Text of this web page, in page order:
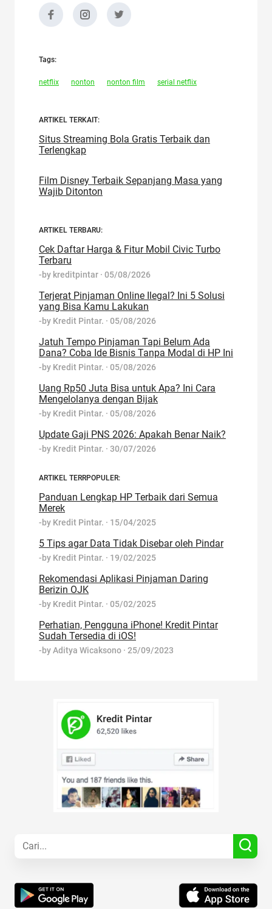
Tags:
netflix nonton nonton film serial netflix
ARTIKEL TERKAIT:
Situs Streaming Bola Gratis Terbaik dan
Terlengkap
Film Disney Terbaik Sepanjang Masa yang
Wajib Ditonton
ARTIKEL TERBARU:
Cek Daftar Harga & Fitur Mobil Civic Turbo
Terbaru
-by kreditpintar · 05/08/2026
Terjerat Pinjaman Online Ilegal? Ini 5 Solusi
yang Bisa Kamu Lakukan
-by Kredit Pintar. · 05/08/2026
Jatuh Tempo Pinjaman Tapi Belum Ada
Dana? Coba Ide Bisnis Tanpa Modal di HP Ini
-by Kredit Pintar. · 05/08/2026
Uang Rp50 Juta Bisa untuk Apa? Ini Cara
Mengelolanya dengan Bijak
-by Kredit Pintar. · 05/08/2026
Update Gaji PNS 2026: Apakah Benar Naik?
-by Kredit Pintar. · 30/07/2026
ARTIKEL TERRPOPULER:
Panduan Lengkap HP Terbaik dari Semua
Merek
-by Kredit Pintar. · 15/04/2025
5 Tips agar Data Tidak Disebar oleh Pindar
-by Kredit Pintar. · 19/02/2025
Rekomendasi Aplikasi Pinjaman Daring
Berizin OJK
-by Kredit Pintar. · 05/02/2025
Perhatian, Pengguna iPhone! Kredit Pintar
Sudah Tersedia di iOS!
-byAditya Wicaksono · 25/09/2023